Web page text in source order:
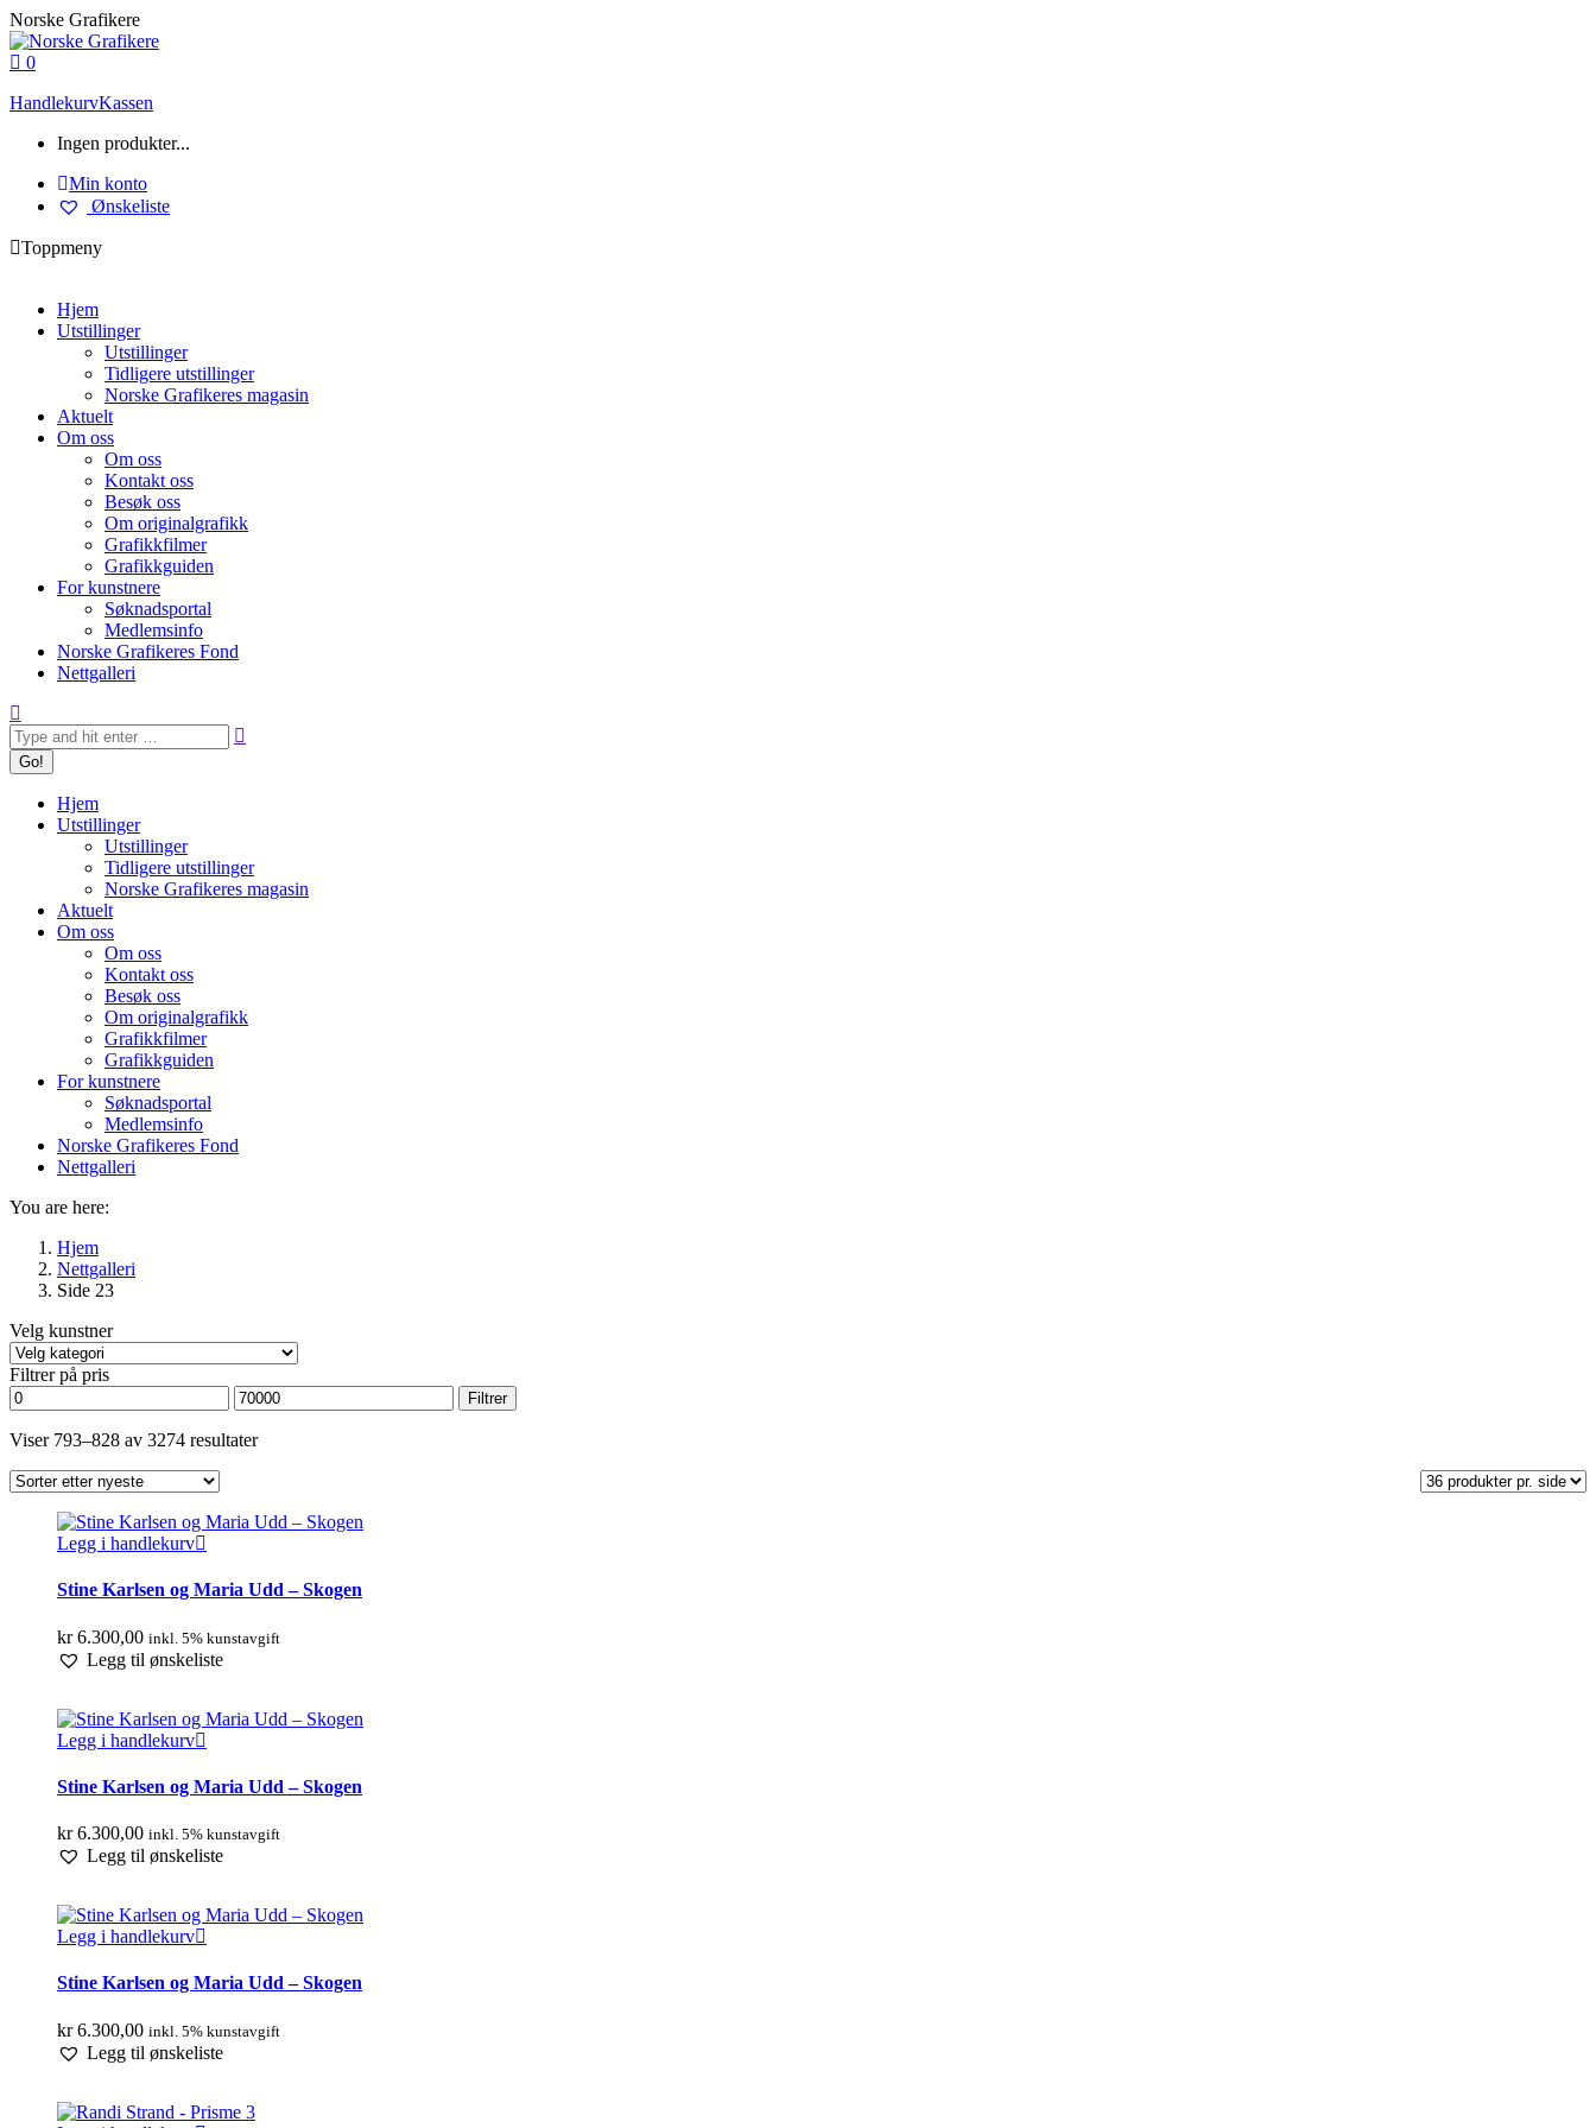
Skip
to
content
Norske Grafikere
0
HandlekurvKassen
Ingen produkter...
Min konto
Ønskeliste
Toppmeny
Hjem
Utstillinger
Utstillinger
Tidligere utstillinger
Norske Grafikeres magasin
Aktuelt
Om oss
Om oss
Kontakt oss
Besøk oss
Om originalgrafikk
Grafikkfilmer
Grafikkguiden
For kunstnere
Søknadsportal
Medlemsinfo
Norske Grafikeres Fond
Nettgalleri
Search:
Hjem
Utstillinger
Utstillinger
Tidligere utstillinger
Norske Grafikeres magasin
Aktuelt
Om oss
Om oss
Kontakt oss
Besøk oss
Om originalgrafikk
Grafikkfilmer
Grafikkguiden
For kunstnere
Søknadsportal
Medlemsinfo
Norske Grafikeres Fond
Nettgalleri
You are here:
Hjem
Nettgalleri
Side 23
Velg kunstner
Filtrer på pris
Min.
pris
Makspris Filtrer
Viser 793–828 av 3274 resultaterSortert
Legg i handlekurv
Stine Karlsen og Maria Udd – Skogen
kr6.300,00 inkl. 5% kunstavgift
Legg til ønskeliste
Legg i handlekurv
Stine Karlsen og Maria Udd – Skogen
kr6.300,00 inkl. 5% kunstavgift
Legg til ønskeliste
Legg i handlekurv
Stine Karlsen og Maria Udd – Skogen
kr6.300,00 inkl. 5% kunstavgift
Legg til ønskeliste